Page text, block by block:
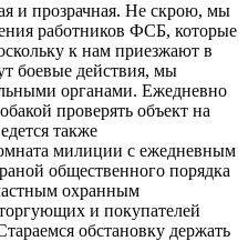
и прозрачная. Не скрою, мы
работников ФСБ, которые
к нам приезжают в
боевые действия, мы
органами. Ежедневно
проверять объект на
также
милиции с ежедневным
общественного порядка
охранным
и покупателей
обстановку держать